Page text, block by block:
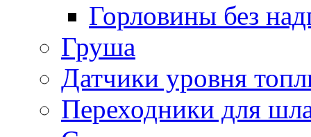
Горловины без
Груша
Датчики уровня
Переходники для